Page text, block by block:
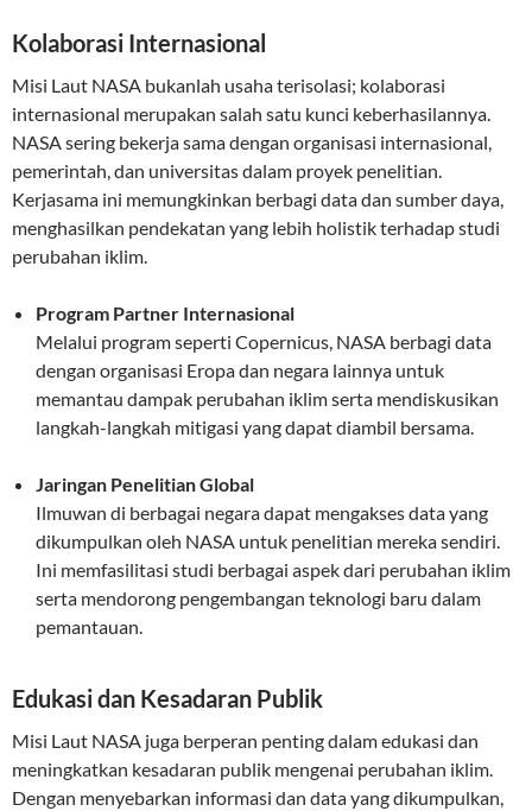
Kolaborasi Internasional
Misi Laut NASA bukanlah usaha terisolasi; kolaborasi
internasional merupakan salah satu kunci keberhasilannya.
NASA sering bekerja sama dengan organisasi internasional,
pemerintah, dan universitas dalam proyek penelitian.
Kerjasama ini memungkinkan berbagi data dan sumber daya,
menghasilkan pendekatan yang lebih holistik terhadap studi
perubahan iklim.
Program Partner Internasional
Melalui program seperti Copernicus, NASA berbagi data
dengan organisasi Eropa dan negara lainnya untuk
memantau dampak perubahan iklim serta mendiskusikan
langkah-langkah mitigasi yang dapat diambil bersama.
Jaringan Penelitian Global
Ilmuwan di berbagai negara dapat mengakses data yang
dikumpulkan oleh NASA untuk penelitian mereka sendiri.
Ini memfasilitasi studi berbagai aspek dari perubahan iklim
serta mendorong pengembangan teknologi baru dalam
pemantauan.
Edukasi dan Kesadaran Publik
Misi Laut NASA juga berperan penting dalam edukasi dan
meningkatkan kesadaran publik mengenai perubahan iklim.
Dengan menyebarkan informasi dan data yang dikumpulkan,